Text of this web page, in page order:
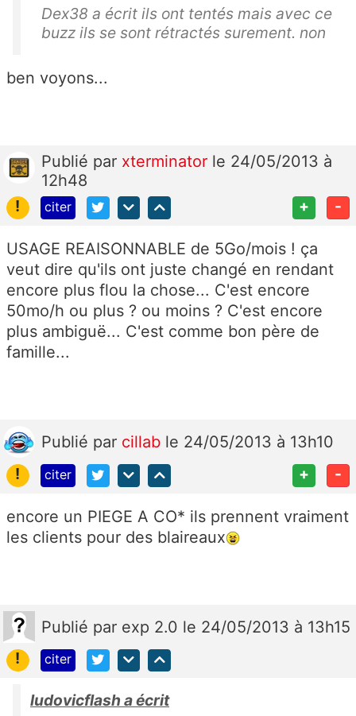
Dex38 a écrit ils ont tentés mais avec ce
buzz ils se sont rétractés surement. non
ben voyons...
Publié par xterminator le 24/05/2013 à
12h48
!
citer + -
USAGE REAISONNABLE de 5Go/mois ! ça
veut dire qu'ils ont juste changé en rendant
encore plus flou la chose... C'est encore
50mo/h ou plus ? ou moins ? C'est encore
plus ambiguë... C'est comme bon père de
famille...
Publié par cillab le 24/05/2013 à 13h10
!
citer + -
encore un PIEGE A CO* ils prennent vraiment
les clients pour des blaireaux
Publié par exp 2.0 le 24/05/2013 à 13h15
!
citer
ludovicflash a écrit